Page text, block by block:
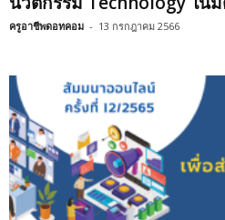
ครูอาชีพดอทคอม - 13 กรกฎาคม 2566